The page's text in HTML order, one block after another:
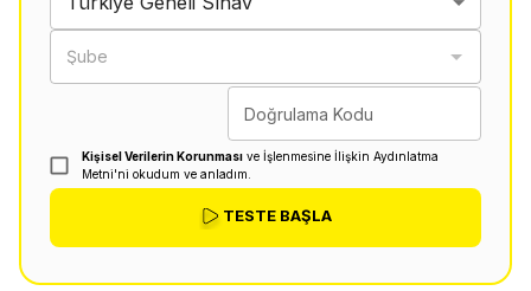
Şube
Doğrulama Kodu
Kişisel Verilerin Korunması ve İşlenmesine İlişkin Aydınlatma
Metni'ni okudum ve anladım.
TESTE BAŞLA